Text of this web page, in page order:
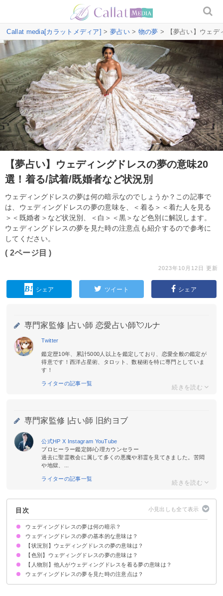
Callat media[カラットメディア] > 夢占い> 物の夢 > 【夢占い】ウェデ
【夢占い】ウェディングドレスの夢の意味20
選！着る/試着/既婚者など状況別
ウェディングドレスの夢は何の暗示なのでしょうか？この記事で
は、ウェディングドレスの夢の意味を、＜着る＞＜着た人を見る
＞＜既婚者＞など状況別、＜白＞＜黒＞など色別に解説します。
ウェディングドレスの夢を見た時の注意点も紹介するので参考に
してください。
( 2ページ目 )
2023年10月12日 更新
シェア ツイート シェア
専門家監修 | 占い師 恋愛占い師💘ルナ
Twitter
鑑定歴10年、累計5000人以上を鑑定しており、恋愛全般の鑑定が
得意です！西洋占星術、タロット、数秘術を特に専門としていま
す！
ライターの記事一覧
専門家監修 | 占い師 旧約ヨブ
公式HP X Instagram YouTube
プロヒーラー鑑定師/心理カウンセラー
過去に聖霊教会に属して多くの悪魔や邪霊を見てきました。苦悶
や地獄、...
ライターの記事一覧
目次
ウェディングドレスの夢は何の暗示？
ウェディングドレスの夢の基本的な意味は？
恋愛運UPの暗示
状況によって意味が決まる
【状況別】ウェディングドレスの夢の意味は？
ウェディングドレスを着る夢【吉夢】
ウェディングドレスを選ぶ夢【吉夢】
ウェディングドレスを試着する夢【警告夢】
ウェディングドレスで写真を撮る夢【吉夢】
ウェディングドレスを作る夢【警告夢】
ウェディングドレスを脱ぐ夢【警告夢】
結婚式でウェディングドレスを着る夢【吉夢・予知夢】
ウェディングドレスを着た人を見る夢【吉夢】
既婚者なのにウェディングドレスを着る夢【警告夢】
ウェディングドレスのサイズが合わない夢【警告夢】
【色別】ウェディングドレスの夢の意味は？
白いウェディングドレスの夢【凶夢】
ピンクのウェディングドレスの夢【警告夢】
赤いウェディングドレスの夢【吉夢】
黒いウェディングドレスの夢【警告夢】
青いウェディングドレスの夢【警告夢】
【人物別】他人がウェディングドレスを着る夢の意味は？
友達がウェディングドレスの夢【警告夢】
母親がウェディングドレスを着る夢【凶夢】
男性がウェディングドレスを着る夢【警告夢】
姉妹がウェディングドレスを着る夢【吉夢・凶夢】
知らない人がウェディングドレスを着る夢【吉夢】
ウェディングドレスの夢を見た時の注意点は？
恋愛に積極的になる
吉夢なら話さず警告夢や凶夢は人に話す